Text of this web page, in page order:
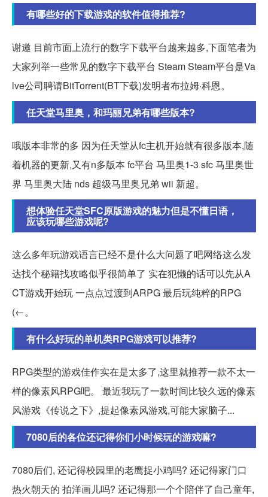
有哪些好的下载游戏的软件值得推荐?
谢邀 目前市面上流行的数字下载平台越来越多,下面笔者为
大家列举一些常见的数字下载平台 Steam Steam平台是Va
lve公司聘请BitTorrent(BT下载)发明者布拉姆·科恩。
任天堂马里奥，和玛丽兄弟有哪些版本?
哦版本非常的多 因为任天堂从fc主机开始就有很多版本,随
着机器的更新,又有n多版本 fc平台 马里奥1-3 sfc 马里奥世
界 马里奥大陆 nds 超级马里奥兄弟 wii 新超。
想体验任天堂SFC原版游戏的魅力但是不懂日语，
应该玩哪些游戏呢?
这么多年玩游戏语言已经不是什么大问题了吧网络这么发
达找个秘籍找攻略似乎很简单了 实在犯懒的话可以先从A
CT游戏开始玩 一点点过渡到ARPG 最后玩纯粹的RPG
(←。
有什么好玩的单机类RPG游戏可以推荐?
RPG类型的游戏佳作实在是太多了,这里就推荐一款不太一
样的像素风RPG吧。 最近我玩了一款时间比较久远的像素
风游戏《传说之下》,提起像素风游戏,可能大家脑子...
7080后的各位还记得你们小时候玩的游戏嘛?
7080后们, 还记得校园里的老鹰捉小鸡吗? 还记得家门口
热火朝天的 拍洋画儿吗? 还记得那一个个陪伴了自己童年,